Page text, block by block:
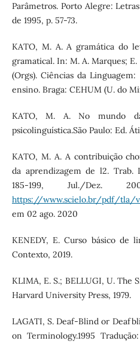
Parâmetros. Porto Alegre:
de 1995, p. 57-73.
KATO, M. A. A gramática do
gramatical. In: M. A. Marques;
(Orgs). Ciências da
ensino. Braga: CEHUM (U. do
KATO, M. A. No mundo
psicolinguística.São Paulo: Ed.
KATO, M. A. A contribuição
da aprendizagem de l2. Trab.
185-199, Jul./Dez.
https://www.scielo.br/pdf/tla/
em 02 ago. 2020
KENEDY, E. Curso básico de
Contexto, 2019.
KLIMA, E. S.; BELLUGI, U. The
Harvard University Press, 1979.
LAGATI, S. Deaf-Blind or
on Terminology.1995